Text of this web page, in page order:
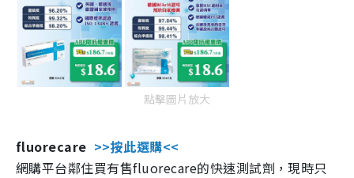
點擊圖片放大
fluorecare >>按此選購<<
網購平台鄰住買有售fluorecare的快速測試劑，現時只